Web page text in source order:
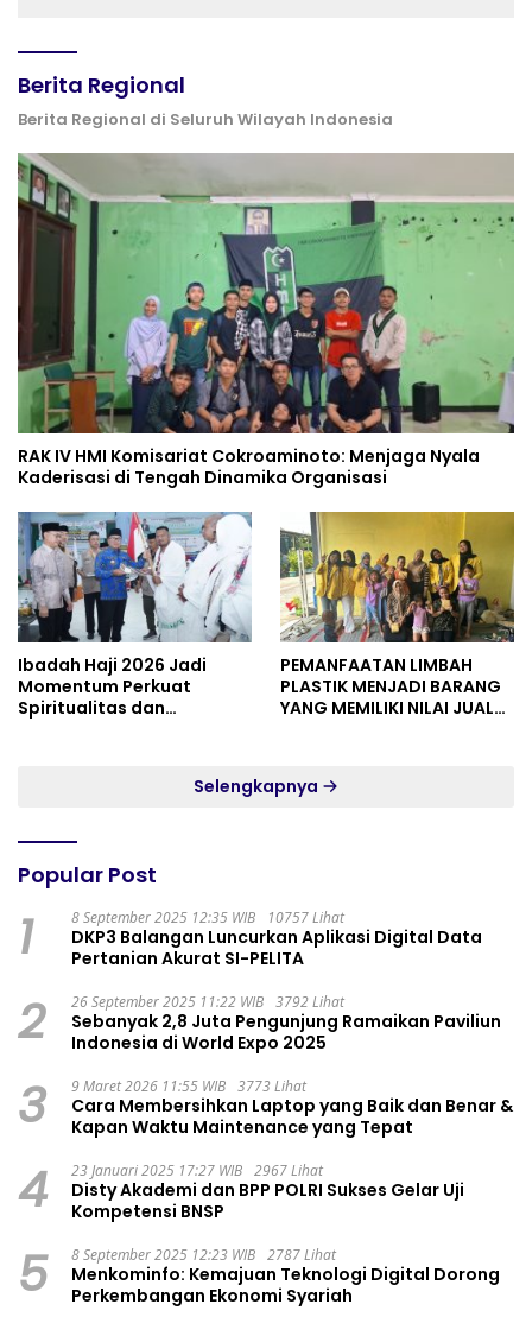
Berita Regional
Berita Regional di Seluruh Wilayah Indonesia
RAK IV HMI Komisariat Cokroaminoto: Menjaga Nyala
Kaderisasi di Tengah Dinamika Organisasi
Ibadah Haji 2026 Jadi
Momentum Perkuat
Spiritualitas dan
PEMANFAATAN LIMBAH
PLASTIK MENJADI BARANG
YANG MEMILIKI NILAI JUAL
Selengkapnya
Popular Post
1 8 September 2025 12:35 WIB 10757 Lihat
DKP3 Balangan Luncurkan Aplikasi Digital Data
Pertanian Akurat SI-PELITA
2 26 September 2025 11:22 WIB 3792 Lihat
Sebanyak 2,8 Juta Pengunjung Ramaikan Paviliun
Indonesia di World Expo 2025
3 9 Maret 2026 11:55 WIB 3773 Lihat
Cara Membersihkan Laptop yang Baik dan Benar &
Kapan Waktu Maintenance yang Tepat
4 23 Januari 2025 17:27 WIB 2967 Lihat
Disty Akademi dan BPP POLRI Sukses Gelar Uji
Kompetensi BNSP
5 8 September 2025 12:23 WIB 2787 Lihat
Menkominfo: Kemajuan Teknologi Digital Dorong
Perkembangan Ekonomi Syariah